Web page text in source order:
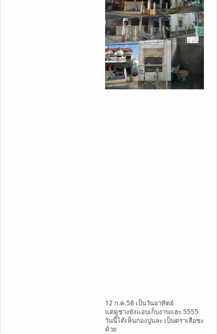
12 ก.ค.58 เป็นวันอาทิตย์
แต่ดูช่างยังแอบเก็บงานแฮะ 5555
วันนี้ได้เห็นกองปูนละ เป็นตราเสือซะ
ด้วย